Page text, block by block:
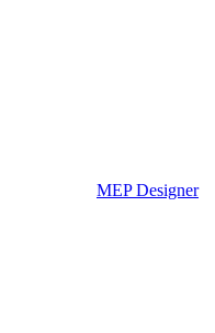
MEP Designer